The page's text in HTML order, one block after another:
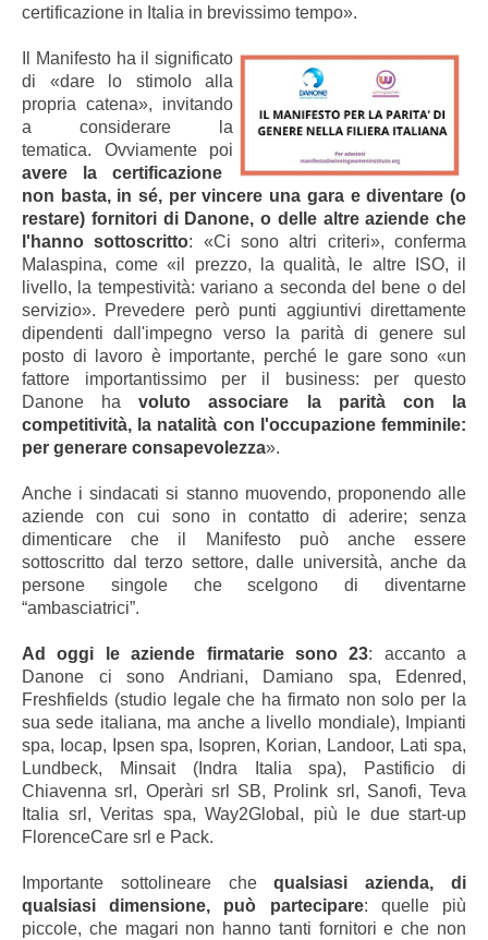
certificazione in Italia in brevissimo tempo».
Il Manifesto ha il significato
di «dare lo stimolo alla
propria catena», invitando
a considerare la
tematica. Ovviamente poi
avere la certificazione
non basta, in sé, per vincere una gara e diventare (o
restare) fornitori di Danone, o delle altre aziende che
l'hanno sottoscritto: «Ci sono altri criteri», conferma
Malaspina, come «il prezzo, la qualità, le altre ISO, il
livello, la tempestività: variano a seconda del bene o del
servizio». Prevedere però punti aggiuntivi direttamente
dipendenti dall'impegno verso la parità di genere sul
posto di lavoro è importante, perché le gare sono «un
fattore importantissimo per il business: per questo
Danone havoluto associare la parità con la
competitività, la natalità con l'occupazione femminile:
per generare consapevolezza».
Anche i sindacati si stanno muovendo, proponendo alle
aziende con cui sono in contatto di aderire; senza
dimenticare che il Manifesto può anche essere
sottoscritto dal terzo settore, dalle università, anche da
persone singole che scelgono di diventarne
“ambasciatrici”.
Ad oggi le aziende firmatarie sono 23: accanto a
Danone ci sono Andriani, Damiano spa, Edenred,
Freshfields (studio legale che ha firmato non solo per la
sua sede italiana, ma anche a livello mondiale), Impianti
spa, Iocap, Ipsen spa, Isopren, Korian, Landoor, Lati spa,
Lundbeck, Minsait (Indra Italia spa), Pastificio di
Chiavenna srl, Operàri srl SB, Prolink srl, Sanofi, Teva
Italia srl, Veritas spa, Way2Global, più le due start-up
FlorenceCare srl e Pack.
Importante sottolineare chequalsiasi azienda, di
qualsiasi dimensione, può partecipare: quelle più
piccole, che magari non hanno tanti fornitori e che non